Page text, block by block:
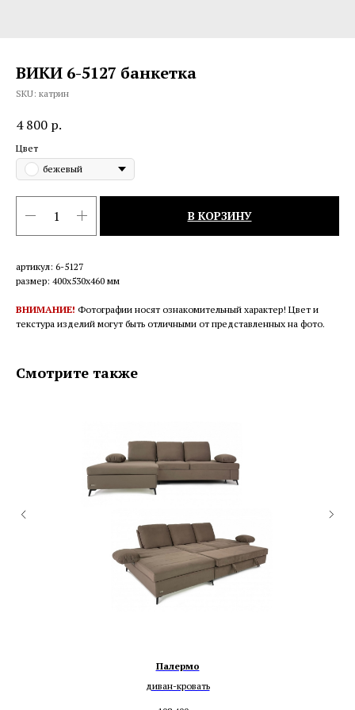
ВИКИ 6-5127 банкетка
SKU: катрин
4 800 р.
Цвет
бежевый
В КОРЗИНУ
артикул: 6-5127
размер: 400х530х460 мм
ВНИМАНИЕ! Фотографии носят ознакомительный характер! Цвет и
текстура изделий могут быть отличными от представленных на фото.
Смотрите также
Палермо
диван-кровать